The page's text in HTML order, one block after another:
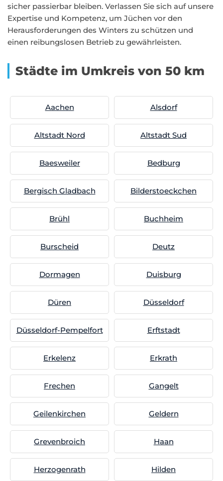
sicher passierbar bleiben. Verlassen Sie sich auf unsere
Expertise und Kompetenz, um Jüchen vor den
Herausforderungen des Winters zu schützen und
einen reibungslosen Betrieb zu gewährleisten.
Städte im Umkreis von 50 km
Aachen Alsdorf
Altstadt Nord Altstadt Sud
Baesweiler Bedburg
Bergisch Gladbach Bilderstoeckchen
Brühl Buchheim
Burscheid Deutz
Dormagen Duisburg
Düren Düsseldorf
Düsseldorf-Pempelfort Erftstadt
Erkelenz Erkrath
Frechen Gangelt
Geilenkirchen Geldern
Grevenbroich Haan
Herzogenrath Hilden